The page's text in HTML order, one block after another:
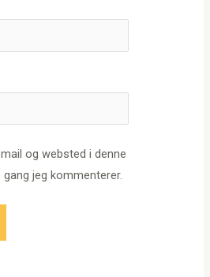
og websted i denne
jeg kommenterer.